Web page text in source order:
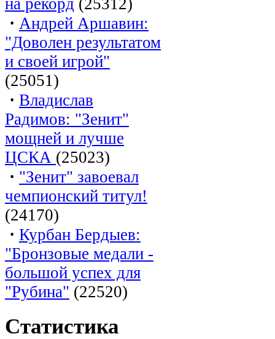
· Андрей Аршавин:
"Доволен результатом
и своей игрой"
(25051)
· Владислав
Радимов: "Зенит"
мощней и лучше
ЦСКА (25023)
· "Зенит" завоевал
чемпионский титул!
(24170)
· Курбан Бердыев:
"Бронзовые медали -
большой успех для
"Рубина" (22520)
Статистика